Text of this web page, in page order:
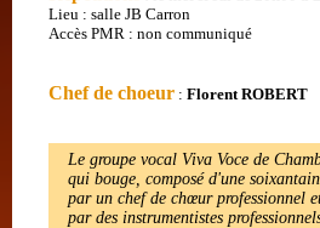
Lieu : salle JB Carron
Accès PMR : non communiqué
Chef de choeur : Florent ROBERT
Le groupe vocal Viva Voce de
qui bouge, composé d'une
par un chef de chœur professionnel
par des instrumentistes